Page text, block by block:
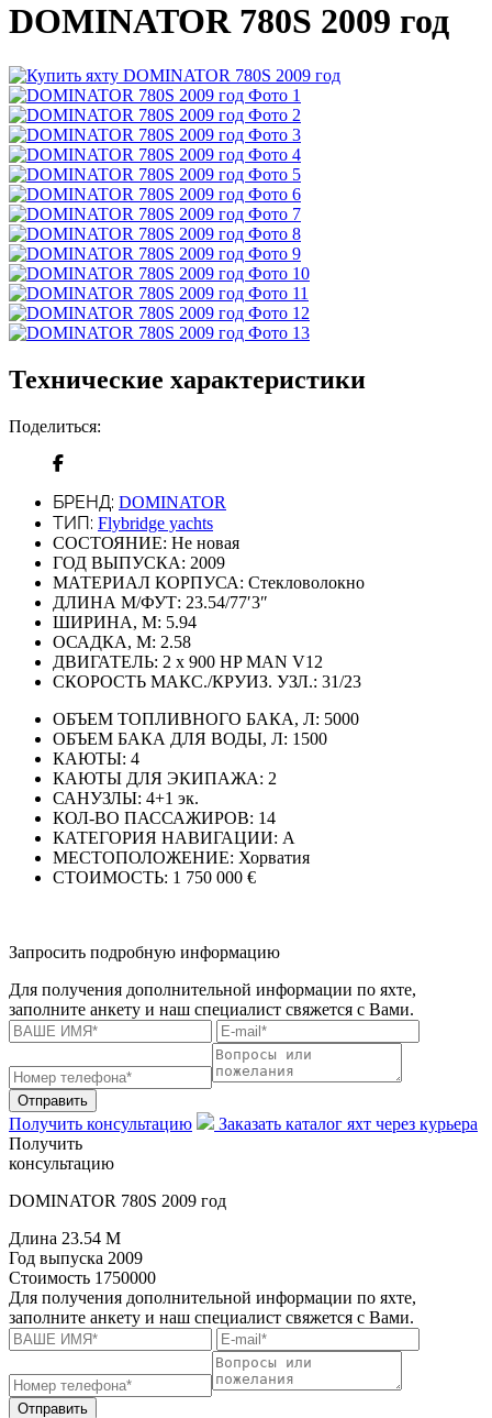
DOMINATOR 780S 2009 год
Технические характеристики
Поделиться:
БРЕНД: DOMINATOR
ТИП: Flybridge yachts
СОСТОЯНИЕ: Не новая
ГОД ВЫПУСКА: 2009
МАТЕРИАЛ КОРПУСА: Стекловолокно
ДЛИНА М/ФУТ: 23.54/77′3″
ШИРИНА, М: 5.94
ОСАДКА, М: 2.58
ДВИГАТЕЛЬ: 2 x 900 HP MAN V12
СКОРОСТЬ МАКС./КРУИЗ. УЗЛ.: 31/23
ОБЪЕМ ТОПЛИВНОГО БАКА, Л: 5000
ОБЪЕМ БАКА ДЛЯ ВОДЫ, Л: 1500
КАЮТЫ: 4
КАЮТЫ ДЛЯ ЭКИПАЖА: 2
САНУЗЛЫ: 4+1 эк.
КОЛ-ВО ПАССАЖИРОВ: 14
КАТЕГОРИЯ НАВИГАЦИИ: A
МЕСТОПОЛОЖЕНИЕ: Хорватия
СТОИМОСТЬ: 1 750 000 €
Запросить подробную информацию
Для получения дополнительной информации по яхте,
заполните анкету и наш специалист свяжется с Вами.
Отправить
Получить консультацию
Заказать каталог яхт через курьера
Получить
консультацию
DOMINATOR 780S 2009 год
Длина 23.54 M
Год выпуска 2009
Стоимость 1750000
Для получения дополнительной информации по яхте,
заполните анкету и наш специалист свяжется с Вами.
Отправить